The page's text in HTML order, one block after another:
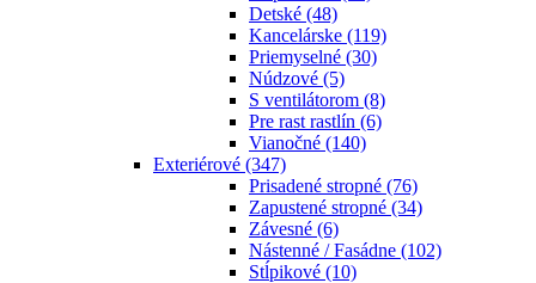
Detské (48)
Kancelárske (119)
Priemyselné (30)
Núdzové (5)
S ventilátorom (8)
Pre rast rastlín (6)
Vianočné (140)
Exteriérové (347)
Prisadené stropné (76)
Zapustené stropné (34)
Závesné (6)
Nástenné / Fasádne (102)
Stĺpikové (10)